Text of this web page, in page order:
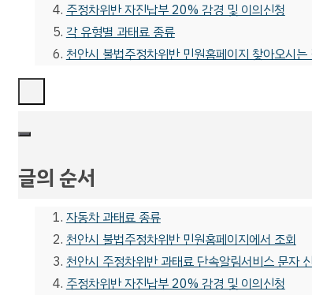
주정차위반 자진납부 20% 감경 및 이의신청
각 유형별 과태료 종류
천안시 불법주정차위반 민원홈페이지 찾아오시는
글의 순서
자동차 과태료 종류
천안시 불법주정차위반 민원홈페이지에서 조회
천안시 주정차위반 과태료 단속알림서비스 문자
주정차위반 자진납부 20% 감경 및 이의신청